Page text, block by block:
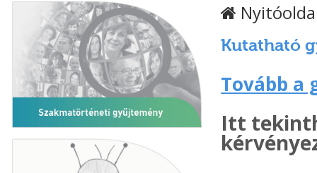
Kutatható
Tovább a
Itt